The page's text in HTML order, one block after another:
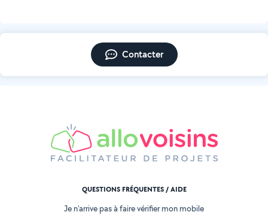
Contacter
QUESTIONS FRÉQUENTES / AIDE
Je n'arrive pas à faire vérifier mon mobile